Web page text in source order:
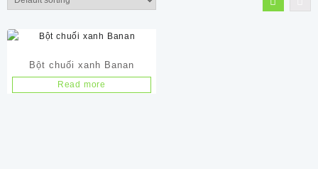
Bột chuối xanh Banan
Read more